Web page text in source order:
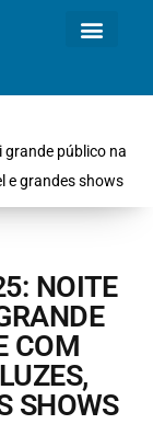
público na
e grandes shows
NOITE
COM
SHOWS